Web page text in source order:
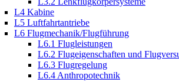
L4 Kabine
L5 Luftfahrtantriebe
L6 Flugmechanik/Flugführung
L6.1 Flugleistungen
L6.2 Flugeigenschaften und
L6.3 Flugregelung
L6.4 Anthropotechnik